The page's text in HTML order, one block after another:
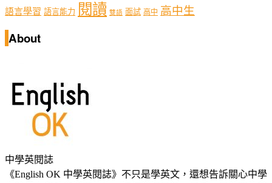
語言學習 語言能力 閱讀 雙語 面試 高中 高中生
About
中學英閱誌
《English OK 中學英閱誌》不只是學英文，還想告訴關心中學